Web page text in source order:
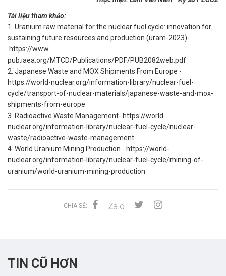
Tài liệu tham khảo:
1. Uranium raw material for the nuclear fuel cycle: innovation for
sustaining future resources and production (uram-2023)-
https://www
pub.iaea.org/MTCD/Publications/PDF/PUB2082web.pdf
2. Japanese Waste and MOX Shipments From Europe -
https://world-nuclear.org/information-library/nuclear-fuel-
cycle/transport-of-nuclear-materials/japanese-waste-and-mox-
shipments-from-europe
3. Radioactive Waste Management- https://world-
nuclear.org/information-library/nuclear-fuel-cycle/nuclear-
waste/radioactive-waste-management
4. World Uranium Mining Production - https://world-
nuclear.org/information-library/nuclear-fuel-cycle/mining-of-
uranium/world-uranium-mining-production
CHIA SẺ:
TIN CŨ HƠN